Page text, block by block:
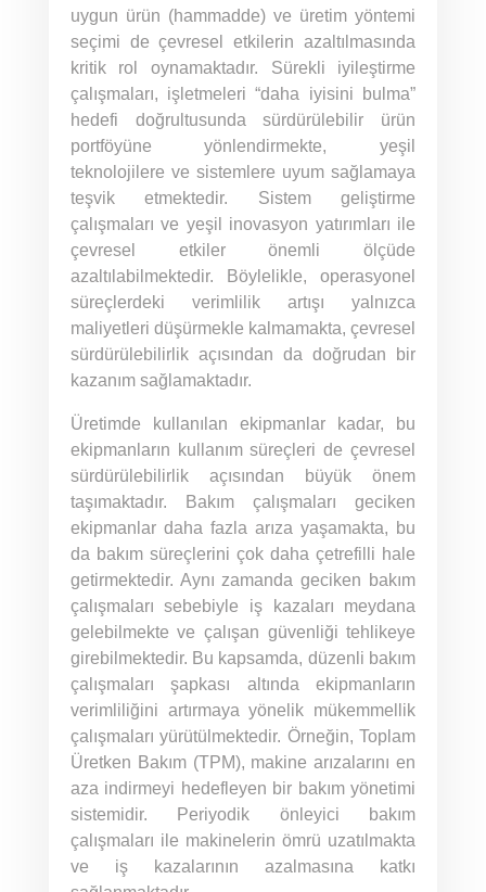
uygun ürün (hammadde) ve üretim yöntemi
seçimi de çevresel etkilerin azaltılmasında
kritik rol oynamaktadır. Sürekli iyileştirme
çalışmaları, işletmeleri “daha iyisini bulma”
hedefi doğrultusunda sürdürülebilir ürün
portföyüne yönlendirmekte, yeşil
teknolojilere ve sistemlere uyum sağlamaya
teşvik etmektedir. Sistem geliştirme
çalışmaları ve yeşil inovasyon yatırımları ile
çevresel etkiler önemli ölçüde
azaltılabilmektedir. Böylelikle, operasyonel
süreçlerdeki verimlilik artışı yalnızca
maliyetleri düşürmekle kalmamakta, çevresel
sürdürülebilirlik açısından da doğrudan bir
kazanım sağlamaktadır.
Üretimde kullanılan ekipmanlar kadar, bu
ekipmanların kullanım süreçleri de çevresel
sürdürülebilirlik açısından büyük önem
taşımaktadır. Bakım çalışmaları geciken
ekipmanlar daha fazla arıza yaşamakta, bu
da bakım süreçlerini çok daha çetrefilli hale
getirmektedir. Aynı zamanda geciken bakım
çalışmaları sebebiyle iş kazaları meydana
gelebilmekte ve çalışan güvenliği tehlikeye
girebilmektedir. Bu kapsamda, düzenli bakım
çalışmaları şapkası altında ekipmanların
verimliliğini artırmaya yönelik mükemmellik
çalışmaları yürütülmektedir. Örneğin, Toplam
Üretken Bakım (TPM), makine arızalarını en
aza indirmeyi hedefleyen bir bakım yönetimi
sistemidir. Periyodik önleyici bakım
çalışmaları ile makinelerin ömrü uzatılmakta
ve iş kazalarının azalmasına katkı